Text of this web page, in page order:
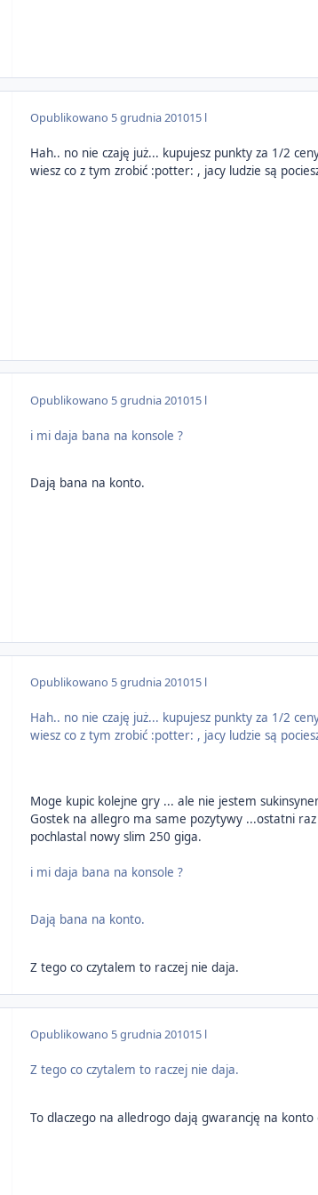
Opublikowano 5 grudnia 201015 l
Hah.. no nie czaję już... kupujesz punkty za 1/2
wiesz co z tym zrobić :potter: , jacy ludzie są
Opublikowano 5 grudnia 201015 l
i mi daja bana na konsole ?
Dają bana na konto.
Opublikowano 5 grudnia 201015 l
Hah.. no nie czaję już... kupujesz punkty za 1/2
wiesz co z tym zrobić :potter: , jacy ludzie są
Moge kupic kolejne gry ... ale nie jestem
Gostek na allegro ma same pozytywy ...ostatni
pochlastal nowy slim 250 giga.
i mi daja bana na konsole ?
Dają bana na konto.
Z tego co czytalem to raczej nie daja.
Opublikowano 5 grudnia 201015 l
Z tego co czytalem to raczej nie daja.
To dlaczego na alledrogo dają gwarancję na konto